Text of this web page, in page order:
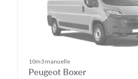
10m3 manuelle
Peugeot Boxer